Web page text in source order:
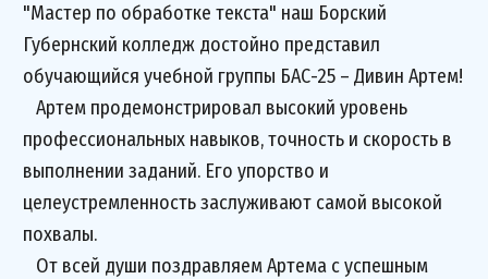
"Мастер по обработке текста" наш Борский
Губернский колледж достойно представил
обучающийся учебной группы БАС-25 – Дивин Артем!
Артем продемонстрировал высокий уровень
профессиональных навыков, точность и скорость в
выполнении заданий. Его упорство и
целеустремленность заслуживают самой высокой
похвалы.
От всей души поздравляем Артема с успешным